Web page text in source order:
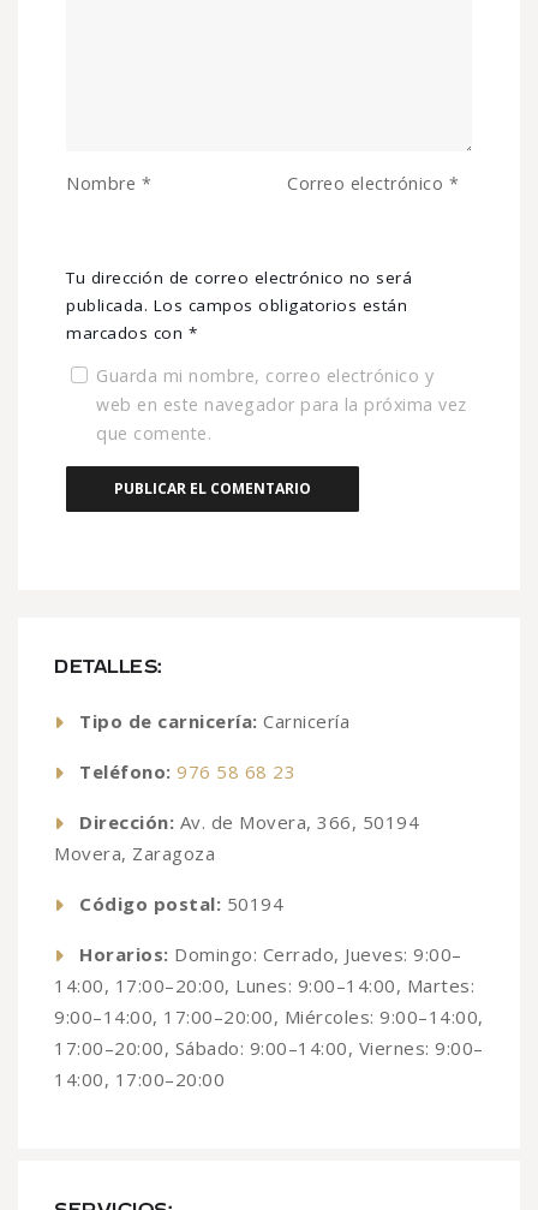
DETALLES:
Tipo de carnicería: Carnicería
Teléfono: 976 58 68 23
Dirección: Av. de Movera, 366, 50194
Movera, Zaragoza
Código postal: 50194
Horarios: Domingo: Cerrado, Jueves: 9:00–
14:00, 17:00–20:00, Lunes: 9:00–14:00, Martes:
9:00–14:00, 17:00–20:00, Miércoles: 9:00–14:00,
17:00–20:00, Sábado: 9:00–14:00, Viernes: 9:00–
14:00, 17:00–20:00
Tu dirección de correo electrónico no será
publicada. Los campos obligatorios están
marcados con *
Nombre * Correo electrónico *
Guarda mi nombre, correo electrónico y
web en este navegador para la próxima vez
que comente.